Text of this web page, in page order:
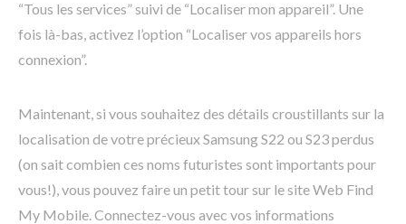
“Tous les services” suivi de “Localiser mon appareil”. Une
fois là-bas, activez l’option “Localiser vos appareils hors
connexion”.
Maintenant, si vous souhaitez des détails croustillants sur la
localisation de votre précieux Samsung S22 ou S23 perdus
(on sait combien ces noms futuristes sont importants pour
vous!), vous pouvez faire un petit tour sur le site Web Find
My Mobile. Connectez-vous avec vos informations